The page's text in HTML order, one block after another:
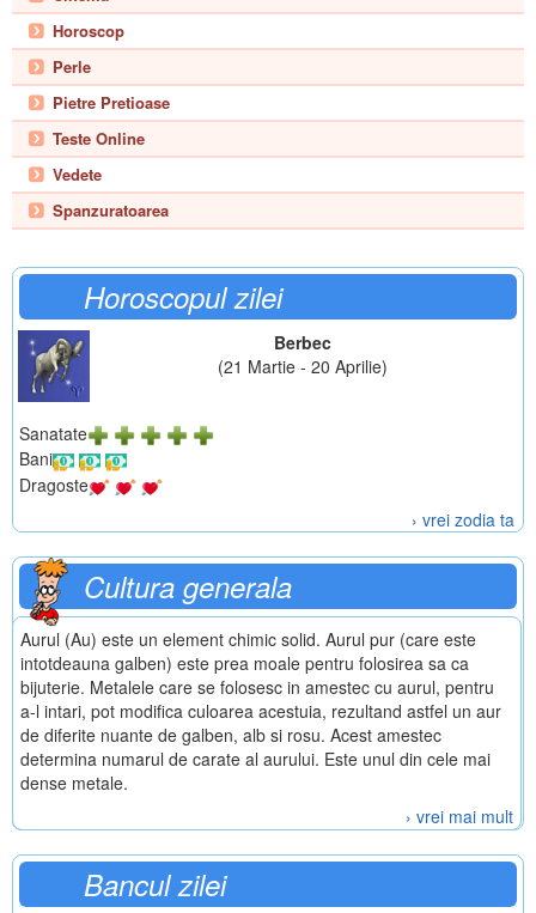
Horoscop
Perle
Pietre Pretioase
Teste Online
Vedete
Spanzuratoarea
Horoscopul zilei
Berbec
(21 Martie - 20 Aprilie)
Sanatate
Bani
Dragoste
› vrei zodia ta
Cultura generala
Aurul (Au) este un element chimic solid. Aurul pur (care este
intotdeauna galben) este prea moale pentru folosirea sa ca
bijuterie. Metalele care se folosesc in amestec cu aurul, pentru
a-l intari, pot modifica culoarea acestuia, rezultand astfel un aur
de diferite nuante de galben, alb si rosu. Acest amestec
determina numarul de carate al aurului. Este unul din cele mai
dense metale.
› vrei mai mult
Bancul zilei